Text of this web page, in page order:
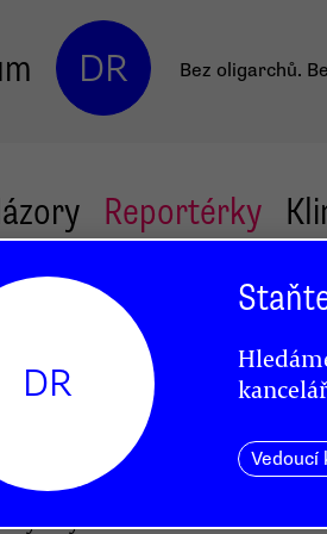
DR Bez oligarchů.
Reportérky
rozluštěna
trojice hlavních
Zbývá rozřešit
DR
Vedoucí